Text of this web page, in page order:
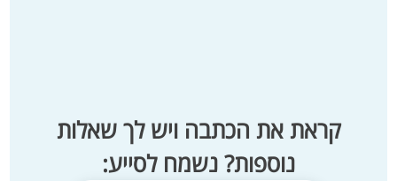
קראת את הכתבה ויש לך שאלות
נוספות? נשמח לסייע: